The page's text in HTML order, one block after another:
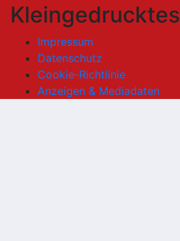
Kleingedrucktes
Impressum
Datenschutz
Cookie-Richtlinie
Anzeigen & Mediadaten